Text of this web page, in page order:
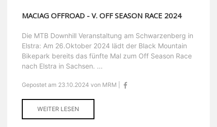
MACIAG OFFROAD - V. OFF SEASON RACE 2024
Die MTB Downhill Veranstaltung am Schwarzenberg in
Elstra: Am 26.Oktober 2024 lädt der Black Mountain
Bikepark bereits das fünfte Mal zum Off Season Race
nach Elstra in Sachsen. ...
Gepostet am 23.10.2024 von MRM |
WEITER LESEN